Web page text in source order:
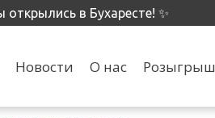
открылись в Бухаресте! ✨
Новости О нас Розыгрыш